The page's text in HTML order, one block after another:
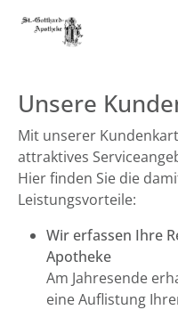
Unsere
Mit unserer
attraktives
Hier finden Sie die
Leistungsvorteile:
Wir erfassen Ihre
Apotheke
Am Jahresende
eine Auflistung